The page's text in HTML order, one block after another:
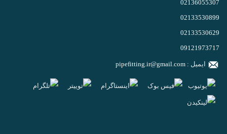
02136055307
02133530899
02133530629
09121973717
ایمیل : pipefitting.ir@gmail.com